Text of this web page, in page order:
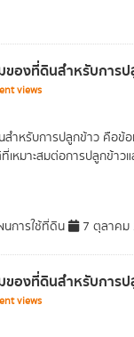
ของที่ดินสำหรับการ
views
สำหรับการปลูกข้าว คือ
หมาะสมต่อการปลูกข้าวแ
นการใช้ที่ดิน 7 ตุลาคม
มของที่ดินสำหรับการ
views